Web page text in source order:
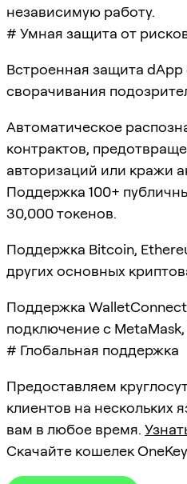
независимую работу.
# Умная защита от
Встроенная защита
сворачивания
Автоматическое
контрактов,
авторизаций или кражи
Поддержка 100+
30,000 токенов.
Поддержка Bitcoin,
других основных
Поддержка
подключение с MetaMask,
# Глобальная поддержка
Предоставляем
клиентов на нескольких
вам в любое время.
Скачайте кошелек